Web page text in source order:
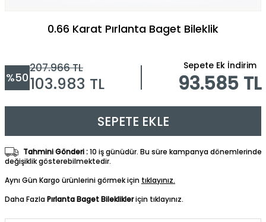
0.66 Karat Pırlanta Baget Bileklik
%50
207.966TL
103.983 TL
Sepete Ek İndirim
93.585 TL
SEPETE EKLE
Tahmini Gönderi :10 iş günüdür. Bu süre kampanya dönemlerinde
değişiklik gösterebilmektedir.
Aynı Gün Kargo ürünlerini görmek için tıklayınız.
Daha FazlaPırlanta Baget Bileklikleriçin tıklayınız.